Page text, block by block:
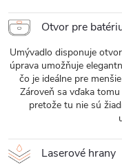
Otvor pre
Umývadlo disponuje
úprava umožňuje
čo je ideálne pre
Zároveň sa vďaka
pretože tu nie sú
Laserové hrany